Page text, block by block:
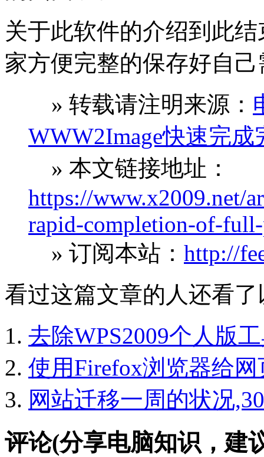
关于此软件的介绍到此
家方便完整的保存好自
» 转载请注明来源：
WWW2Image快速完
» 本文链接地址：
https://www.x2009.net/
rapid-completion-of-full-
» 订阅本站： http://
看过这篇文章的人还看
去除WPS2009个人版
使用Firefox浏览器给
网站迁移一周的状况
评论(分享电脑知识，建